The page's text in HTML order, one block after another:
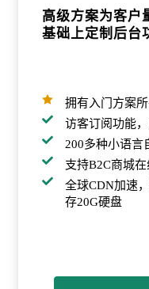
高级方案为客户
基础上定制后台
 拥有入门方案
 访客订阅功能
 200多种小语言
 支持B2C商城

全球CDN加速
存20G硬盘